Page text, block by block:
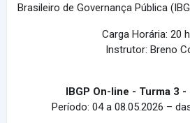
Brasileiro de Governança Pública
Carga Horária: 20
Instrutor: Breno
IBGP On-line - Turma 3 -
Período: 04 a 08.05.2026 –